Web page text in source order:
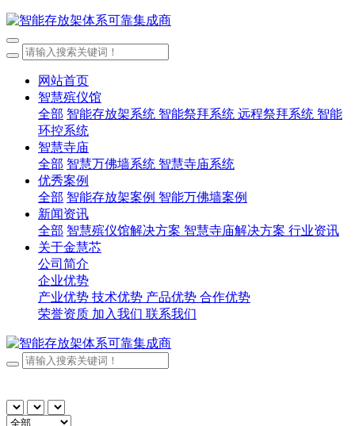
网站首页
智慧殡仪馆
全部 智能存放架系统 智能祭拜系统 远程祭拜系统 智能
环控系统
智慧寺庙
全部 智慧万佛墙系统 智慧寺庙系统
优秀案例
全部 智能存放架案例 智能万佛墙案例
新闻资讯
全部 智慧殡仪馆解决方案 智慧寺庙解决方案 行业资讯
关于金慧芯
公司简介
企业优势
产业优势 技术优势 产品优势 合作优势
荣誉资质 加入我们 联系我们